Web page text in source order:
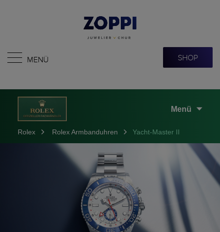
MENÜ SHOP
Menü
Erfahren Sie mehr über Rolex
Rolex Armbanduhren
Neue Modelle 2026
Rolex Rolex Armbanduhren Yacht-Master II